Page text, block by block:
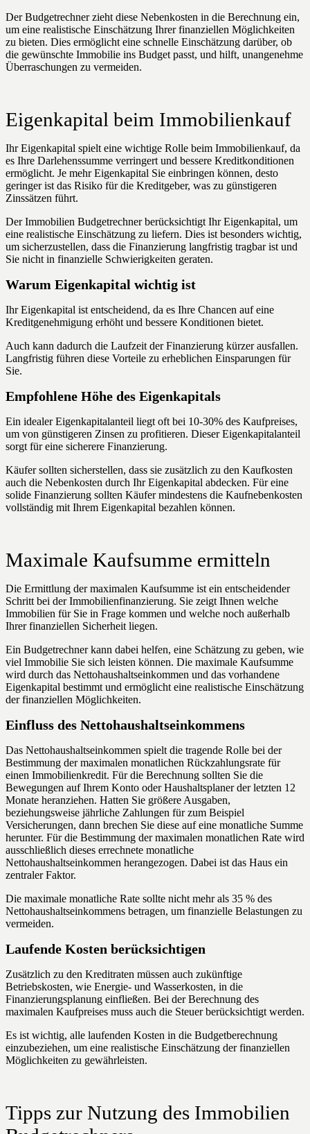
Der Budgetrechner zieht diese Nebenkosten in die Berechnung ein,
um eine realistische Einschätzung Ihrer finanziellen Möglichkeiten
zu bieten. Dies ermöglicht eine schnelle Einschätzung darüber, ob
die gewünschte Immobilie ins Budget passt, und hilft, unangenehme
Überraschungen zu vermeiden.
Eigenkapital beim Immobilienkauf
Ihr Eigenkapital spielt eine wichtige Rolle beim Immobilienkauf, da
es Ihre Darlehenssumme verringert und bessere Kreditkonditionen
ermöglicht. Je mehr Eigenkapital Sie einbringen können, desto
geringer ist das Risiko für die Kreditgeber, was zu günstigeren
Zinssätzen führt.
Der Immobilien Budgetrechner berücksichtigt Ihr Eigenkapital, um
eine realistische Einschätzung zu liefern. Dies ist besonders wichtig,
um sicherzustellen, dass die Finanzierung langfristig tragbar ist und
Sie nicht in finanzielle Schwierigkeiten geraten.
Warum Eigenkapital wichtig ist
Ihr Eigenkapital ist entscheidend, da es Ihre Chancen auf eine
Kreditgenehmigung erhöht und bessere Konditionen bietet.
Auch kann dadurch die Laufzeit der Finanzierung kürzer ausfallen.
Langfristig führen diese Vorteile zu erheblichen Einsparungen für
Sie.
Empfohlene Höhe des Eigenkapitals
Ein idealer Eigenkapitalanteil liegt oft bei 10-30% des Kaufpreises,
um von günstigeren Zinsen zu profitieren. Dieser Eigenkapitalanteil
sorgt für eine sicherere Finanzierung.
Käufer sollten sicherstellen, dass sie zusätzlich zu den Kaufkosten
auch die Nebenkosten durch Ihr Eigenkapital abdecken. Für eine
solide Finanzierung sollten Käufer mindestens die Kaufnebenkosten
vollständig mit Ihrem Eigenkapital bezahlen können.
Maximale Kaufsumme ermitteln
Die Ermittlung der maximalen Kaufsumme ist ein entscheidender
Schritt bei der Immobilienfinanzierung. Sie zeigt Ihnen welche
Immobilien für Sie in Frage kommen und welche noch außerhalb
Ihrer finanziellen Sicherheit liegen.
Ein Budgetrechner kann dabei helfen, eine Schätzung zu geben, wie
viel Immobilie Sie sich leisten können. Die maximale Kaufsumme
wird durch das Nettohaushaltseinkommen und das vorhandene
Eigenkapital bestimmt und ermöglicht eine realistische Einschätzung
der finanziellen Möglichkeiten.
Einfluss des Nettohaushaltseinkommens
Das Nettohaushaltseinkommen spielt die tragende Rolle bei der
Bestimmung der maximalen monatlichen Rückzahlungsrate für
einen Immobilienkredit. Für die Berechnung sollten Sie die
Bewegungen auf Ihrem Konto oder Haushaltsplaner der letzten 12
Monate heranziehen. Hatten Sie größere Ausgaben,
beziehungsweise jährliche Zahlungen für zum Beispiel
Versicherungen, dann brechen Sie diese auf eine monatliche Summe
herunter. Für die Bestimmung der maximalen monatlichen Rate wird
ausschließlich dieses errechnete monatliche
Nettohaushaltseinkommen herangezogen. Dabei ist das Haus ein
zentraler Faktor.
Die maximale monatliche Rate sollte nicht mehr als 35 % des
Nettohaushaltseinkommens betragen, um finanzielle Belastungen zu
vermeiden.
Laufende Kosten berücksichtigen
Zusätzlich zu den Kreditraten müssen auch zukünftige
Betriebskosten, wie Energie- und Wasserkosten, in die
Finanzierungsplanung einfließen. Bei der Berechnung des
maximalen Kaufpreises muss auch die Steuer berücksichtigt werden.
Es ist wichtig, alle laufenden Kosten in die Budgetberechnung
einzubeziehen, um eine realistische Einschätzung der finanziellen
Möglichkeiten zu gewährleisten.
Tipps zur Nutzung des Immobilien